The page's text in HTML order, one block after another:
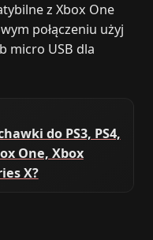
z Xbox One
połączeniu użyj
micro USB dla
do PS3, PS4,
One, Xbox
X?